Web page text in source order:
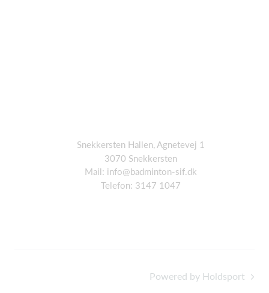
Snekkersten Hallen, Agnetevej 1
3070 Snekkersten
Mail: info@badminton-sif.dk
Telefon: 3147 1047
Powered by Holdsport